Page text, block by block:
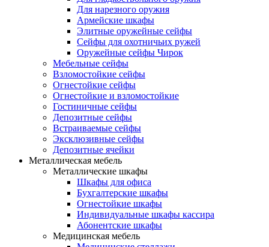
Для нарезного оружия
Армейские шкафы
Элитные оружейные сейфы
Сейфы для охотничьих ружей
Оружейные сейфы Чирок
Мебельные сейфы
Взломостойкие сейфы
Огнестойкие сейфы
Огнестойкие и взломостойкие
Гостиничные сейфы
Депозитные сейфы
Встраиваемые сейфы
Эксклюзивные сейфы
Депозитные ячейки
Металлическая мебель
Металлические шкафы
Шкафы для офиса
Бухгалтерские шкафы
Огнестойкие шкафы
Индивидуальные шкафы кассира
Абонентские шкафы
Медицинская мебель